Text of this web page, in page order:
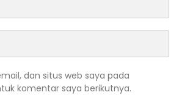
dan situs web saya pada
komentar saya berikutnya.